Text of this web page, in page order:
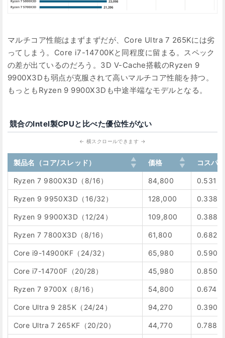
マルチコア性能はまずまずだが、Core Ultra 7 265Kには劣
ってしまう。Core i7-14700Kと同程度に留まる。スペック
の差が出ているのだろう。3D V-Cache搭載のRyzen 9
9900X3Dも弱点が克服されて高いマルチコア性能を持つ。
もっともRyzen 9 9900X3Dも中途半端なモデルとなる。
競合のIntel製CPUと比べた優位性がない
製品名（コア/スレッド） 価格 コスパ
Ryzen 7 9800X3D（8/16） 84,800 0.531
Ryzen 9 9950X3D（16/32） 128,000 0.338
Ryzen 9 9900X3D（12/24） 109,800 0.388
Ryzen 7 7800X3D（8/16） 61,800 0.682
Core i9-14900KF（24/32） 65,980 0.590
Core i7-14700F（20/28） 45,980 0.850
Ryzen 7 9700X（8/16） 54,800 0.674
Core Ultra 9 285K（24/24） 94,270 0.390
Core Ultra 7 265KF（20/20） 44,770 0.788